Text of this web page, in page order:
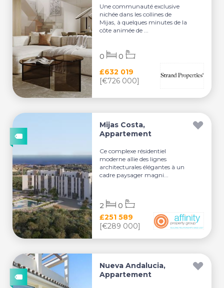
Une communauté exclusive
nichée dans les collines de
Mijas, à quelques minutes de la
côte animée de ...
£632 019
[€726 000]
0 0
Mijas Costa,
Appartement
Ce complexe résidentiel
moderne allie des lignes
architecturales élégantes à un
cadre paysager magni...
£251 589
[€289 000]
2 0
Nueva Andalucia,
Appartement